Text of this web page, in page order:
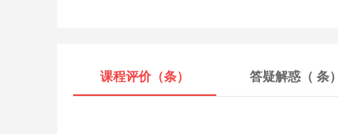
课程评价（条） 答疑解惑（ 条）